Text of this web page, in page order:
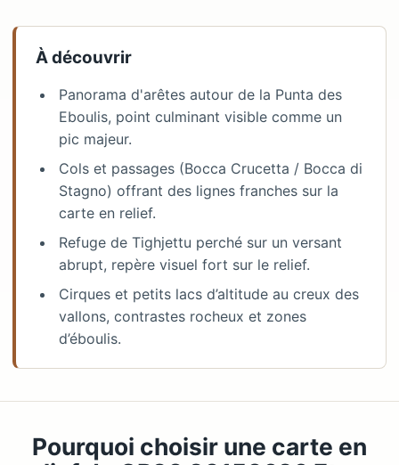
À découvrir
Panorama d'arêtes autour de la Punta des
Eboulis, point culminant visible comme un
pic majeur.
Cols et passages (Bocca Crucetta / Bocca di
Stagno) offrant des lignes franches sur la
carte en relief.
Refuge de Tighjettu perché sur un versant
abrupt, repère visuel fort sur le relief.
Cirques et petits lacs d’altitude au creux des
vallons, contrastes rocheux et zones
d’éboulis.
Pourquoi choisir une carte en